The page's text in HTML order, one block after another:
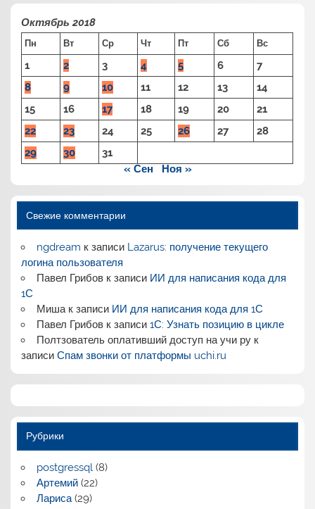
Октябрь 2018
Пн Вт Ср Чт Пт Сб Вс
1 2 3 4 5 6
7
8
9 10 11 12 13
14
15
16 17 18 19 20
21
22
23 24 25 26 27
28
29
30
31
« Сен
Ноя »
Свежие комментарии
ngdream к записи Lazarus: получение текущего
логина пользователя
Павел Грибовк записи ИИ для написания кода для
1С
Мишак записи ИИ для написания кода для 1С
Павел Грибовк записи 1С: Узнать позицию в цикле
Полтзователь оплативший доступ на учи рук
записиСпам звонки от платформы uchi.ru
Рубрики
postgressql(8)
Артемий(22)
Лариса(29)